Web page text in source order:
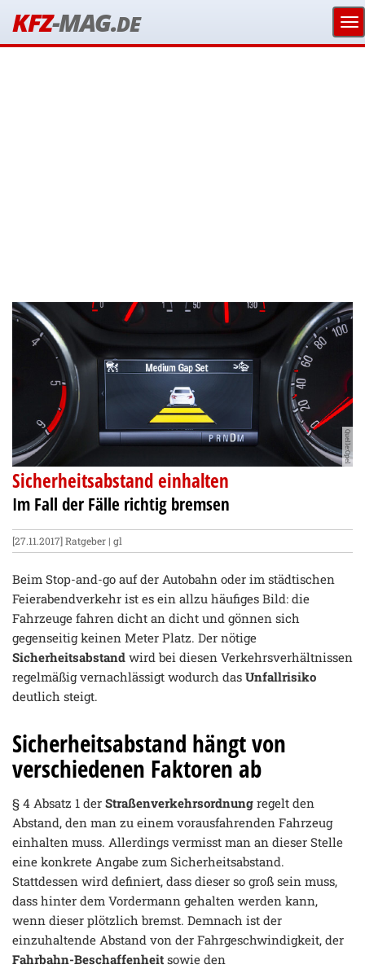
KFZ-MAG.DE
Quelle:Opel
Sicherheitsabstand einhalten
Im Fall der Fälle richtig bremsen
[27.11.2017]Ratgeber | gl
Beim Stop-and-go auf der Autobahn oder im städtischen
Feierabendverkehr ist es ein allzu häufiges Bild: die
Fahrzeuge fahren dicht an dicht und gönnen sich
gegenseitig keinen Meter Platz. Der nötige
Sicherheitsabstand wird bei diesen Verkehrsverhältnissen
regelmäßig vernachlässigt wodurch das Unfallrisiko
deutlich steigt.
Sicherheitsabstand hängt von
verschiedenen Faktoren ab
§ 4 Absatz 1 der Straßenverkehrsordnung regelt den
Abstand, den man zu einem vorausfahrenden Fahrzeug
einhalten muss. Allerdings vermisst man an dieser Stelle
eine konkrete Angabe zum Sicherheitsabstand.
Stattdessen wird definiert, dass dieser so groß sein muss,
dass hinter dem Vordermann gehalten werden kann,
wenn dieser plötzlich bremst. Demnach ist der
einzuhaltende Abstand von der Fahrgeschwindigkeit, der
Fahrbahn-Beschaffenheit sowie den